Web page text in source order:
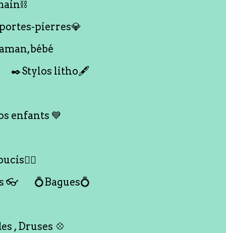
pierres💎
✒️Stylos litho🖋️
enfants 💙
👓
💍Bagues💍
, Druses 💠